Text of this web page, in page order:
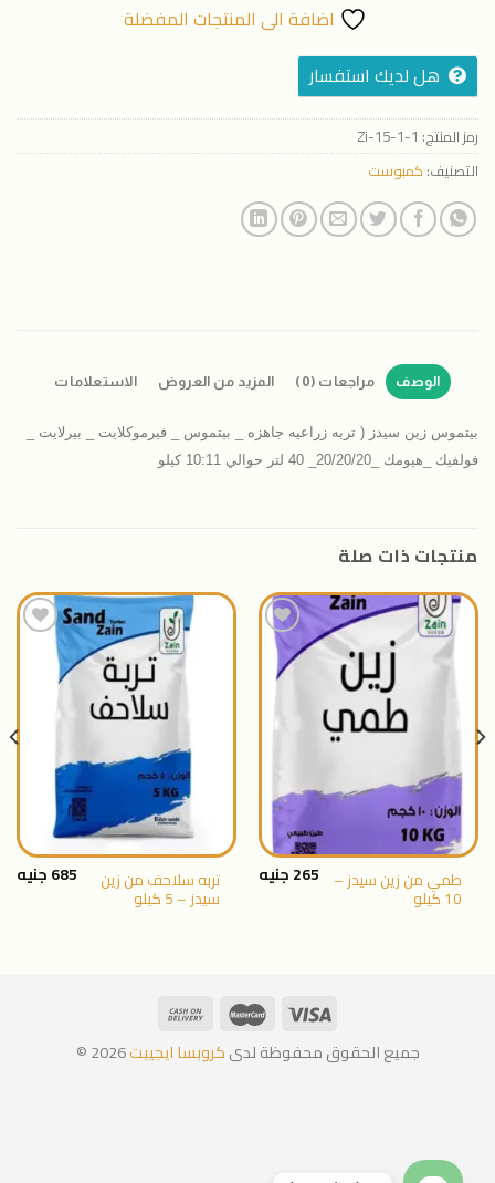
اضافة الى المنتجات المفضلة
هل لديك استفسار
رمز المنتج: Zi-15-1-1
التصنيف: كمبوست
الوصف مراجعات (0) المزيد من العروض الاستعلامات
بيتموس زين سيدز ( تربه زراعيه جاهزه _ بيتموس _ فيرموكلايت _ بيرلايت _
فولفيك _هيومك _20/20/20_ 40 لتر حوالي 10:11 كيلو
منتجات ذات صلة
اضافة
المنتجات
المفضلة
طمي من زين سيدز –
10 كيلو
265جنيه
المفضلة
تربه سلاحف من زين
سيدز – 5 كيلو
685جنيه
جميع الحقوق محفوظة لدىكروبسا ايجيبت2026 ©